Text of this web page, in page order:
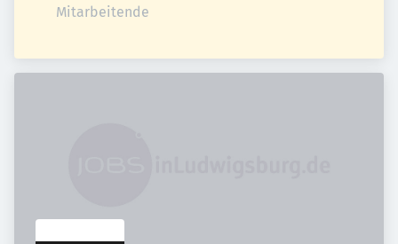
Mitarbeitende